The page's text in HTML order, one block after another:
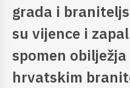
grada i
su vijence i
spomen
hrvatskim